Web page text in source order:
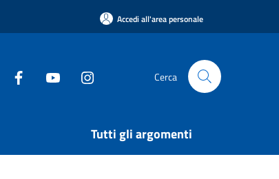
Accedi all'area personale
Cerca
Tutti gli argomenti